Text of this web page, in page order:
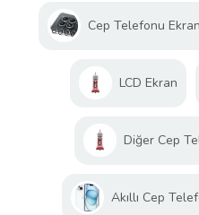
Cep Telefonu
LCD Ekran
Diğer Cep
Akıllı Cep